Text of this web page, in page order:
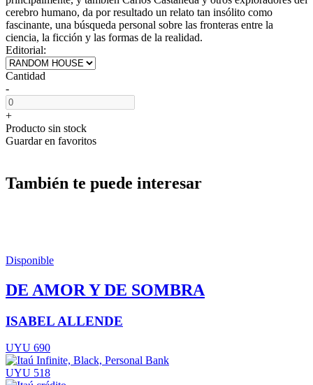
cerebro humano, da por resultado un relato tan insólito como
fascinante, una búsqueda personal sobre las fronteras entre la
ciencia, la ficción y las formas de la realidad.
Editorial:
Cantidad
-
+
Producto sin stock
Guardar en favoritos
También te puede interesar
Disponible
DE AMOR Y DE SOMBRA
ISABEL ALLENDE
UYU 690
UYU 518